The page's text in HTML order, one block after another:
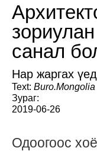
санал
Нар жаргах
Text: Buro.Mongolia
Зураг:
2019-06-26
Одоогоос